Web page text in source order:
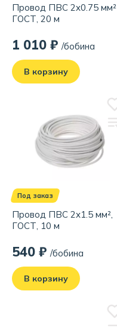
Провод ПВС 2x0.75 мм²
ГОСТ, 20 м
1 010 ₽ /бобина
В корзину
Под заказ
Провод ПВС 2x1.5 мм²,
ГОСТ, 10 м
540 ₽ /бобина
В корзину